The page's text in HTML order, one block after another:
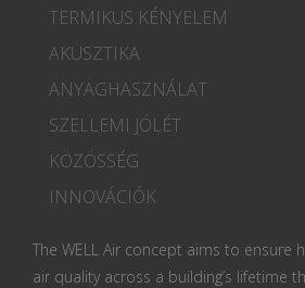
TERMIKUS KÉNYELEM
AKUSZTIKA
ANYAGHASZNÁLAT
SZELLEMI JÓLÉT
KÖZÖSSÉG
INNOVÁCIÓK
The WELL Air concept aims to ensure
air quality across a building’s lifetime